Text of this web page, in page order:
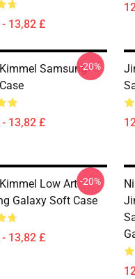
13,82 £
Samsung
13,82 £
-20%
Low Art
Galaxy Soft Case
13,82 £
-20%